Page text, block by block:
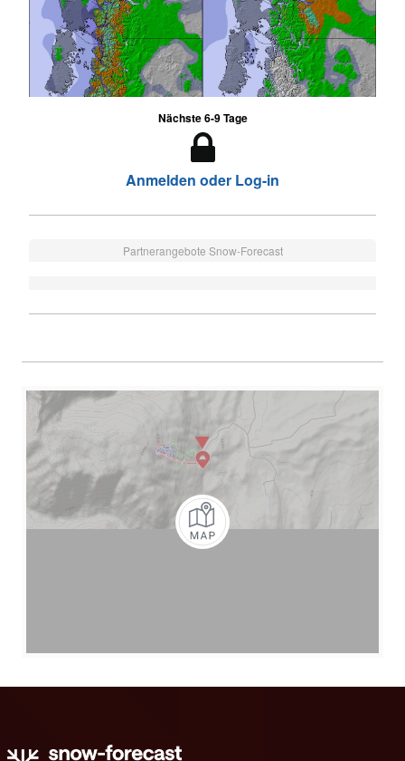
Nächste 6-9 Tage
Anmelden oder Log-in
Partnerangebote Snow-Forecast